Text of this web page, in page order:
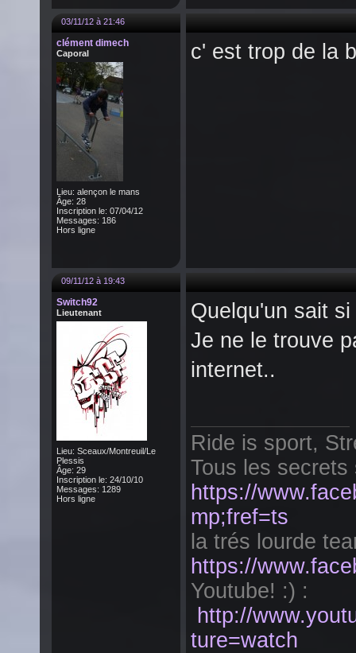
03/11/12 à 21:46
clément dimech
Caporal
Lieu: alençon le mans
Âge: 28
Inscription le: 07/04/12
Messages: 186
Hors ligne
c' est trop de la
09/11/12 à 19:43
Switch92
Lieutenant
Lieu: Sceaux/Montreuil/Le
Plessis
Âge: 29
Inscription le: 24/10/10
Messages: 1289
Hors ligne
Quelqu'un sait
Je ne le trouve
internet..
Ride is sport,
Tous les secrets
https://
mp;fref=ts
la trés lourde
https://
Youtube! :) :
http://
ture=watch